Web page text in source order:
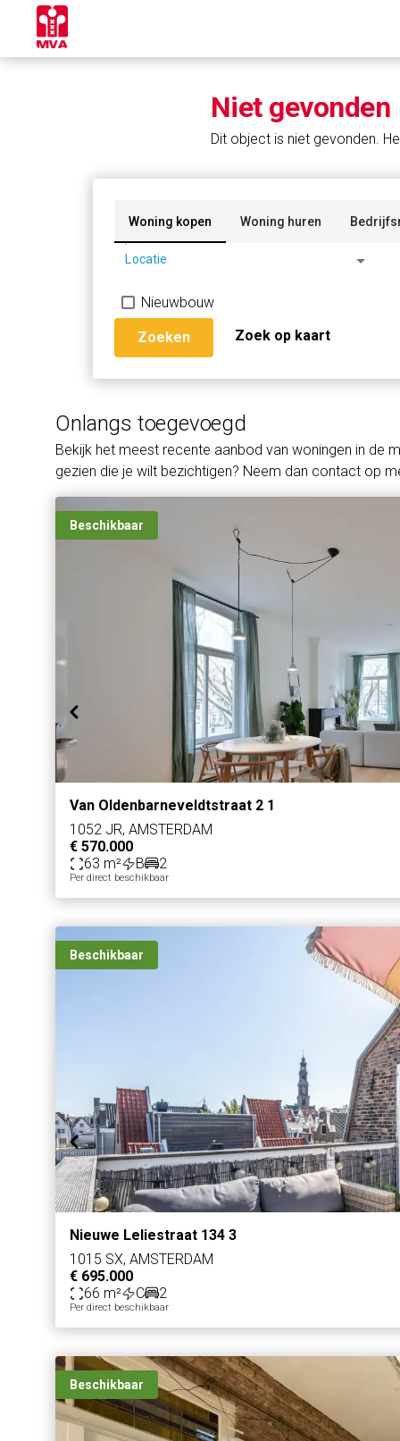
Niet gevonden
Dit object is niet gevonden.
Woning kopen Woning huren
Locatie arrow_drop_down
Nieuwbouw
Zoeken Zoek op kaart
Onlangs toegevoegd
Bekijk het meest recente aanbod van woningen in de
gezien die je wilt bezichtigen? Neem dan contact op
Beschikbaar
Van Oldenbarneveldtstraat 2 1
1052 JR, AMSTERDAM
€ 570.000
63 m²
B 2
Per direct beschikbaar
Beschikbaar
Nieuwe Leliestraat 134 3
1015 SX, AMSTERDAM
€ 695.000
66 m²
C 2
Per direct beschikbaar
Beschikbaar